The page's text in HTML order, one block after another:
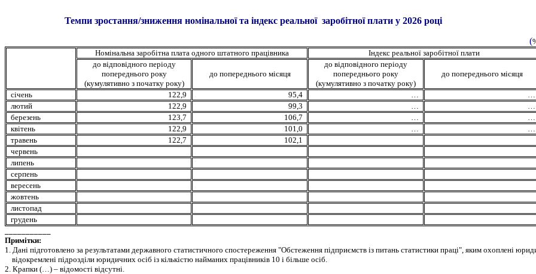
Темпи зростання/зниження номінальної та індекс реальної заробітної плати у 2026 році
(
Номінальна заробітна плата одного штатного працівника
Індекс реальної заробітної плати
до відповідного періоду
попереднього року
(кумулятивно з початку року)
до попереднього місяця
до відповідного періоду
попереднього року
(кумулятивно з початку року)
до попереднього місяця
січень 122,9 95,4 …
…
лютий
122,9 99,3 …
…
березень
123,7 106,7 …
…
квітень
122,9 101,0 …
…
травень
122,7 102,1
червень
липень
серпень
вересень
жовтень
листопад
грудень
Примітки:
1. Дані підготовлено за результатами державного статистичного спостереження "Обстеження підприємств із питань статистики праці", яким охоплені
відокремлені підрозділи юридичних осіб із кількістю найманих працівників 10 і більше осіб.
2. Крапки (…) – відомості відсутні.